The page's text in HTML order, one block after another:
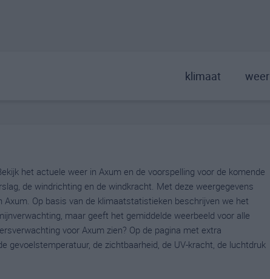
klimaat weer
het actuele weer in Axum en de voorspelling voor de komende
de windrichting en de windkracht. Met deze weergegevens
Op basis van de klimaatstatistieken beschrijven we het
maar geeft het gemiddelde weerbeeld voor alle
voor Axum zien? Op de pagina met extra
gevoelstemperatuur, de zichtbaarheid, de UV-kracht, de luchtdruk